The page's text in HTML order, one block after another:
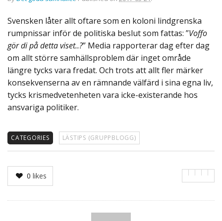
Svensken låter allt oftare som en koloni lindgrenska
rumpnissar inför de politiska beslut som fattas: ”Voffo
gör di på detta viset..?” Media rapporterar dag efter dag
om allt större samhällsproblem där inget område
längre tycks vara fredat. Och trots att allt fler märker
konsekvenserna av en rämnande välfärd i sina egna liv,
tycks krismedvetenheten vara icke-existerande hos
ansvariga politiker.
CATEGORIES LÄSTIPS (GRUPPBLOGG)
0 likes